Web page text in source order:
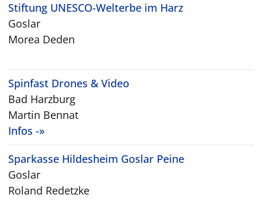
Stiftung UNESCO-Welterbe im Harz
Goslar
Morea Deden
Spinfast Drones & Video
Bad Harzburg
Martin Bennat
Infos -»
Sparkasse Hildesheim Goslar Peine
Goslar
Roland Redetzke